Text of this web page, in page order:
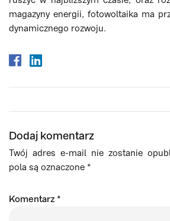
magazyny energii, fotowoltaika ma
dynamicznego rozwoju.
Dodaj komentarz
Twój adres e-mail nie zostanie
pola są oznaczone *
Komentarz *